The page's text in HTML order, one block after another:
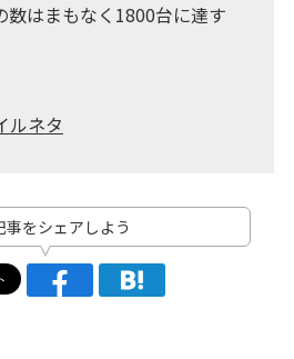
数はまもなく1800台に達す
ルネタ
事をシェアしよう